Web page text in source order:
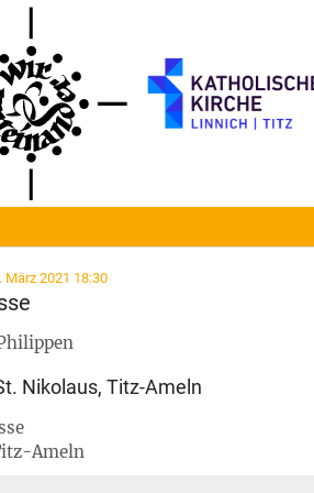
März 2021 18:30:
Nikolaus, Titz-Ameln
Ameln